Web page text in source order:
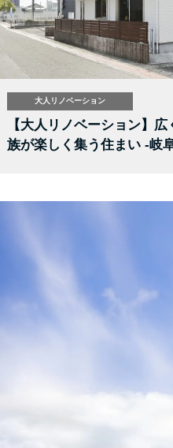
大人リノベーション
【大人リノベーション】
族が楽しく集う住まい -岐